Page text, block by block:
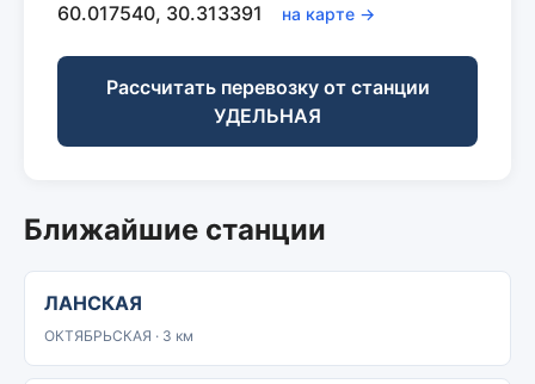
60.017540, 30.313391 на карте →
Рассчитать перевозку от станции
УДЕЛЬНАЯ
Ближайшие станции
ЛАНСКАЯ
ОКТЯБРЬСКАЯ · 3 км